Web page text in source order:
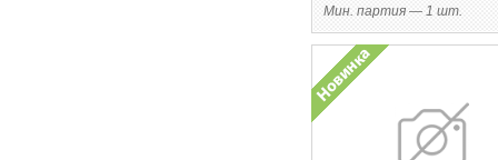
Мин. партия — 1 шт.